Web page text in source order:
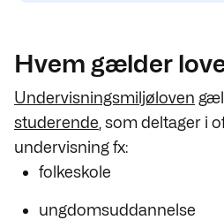
Hvem gælder
Undervisningsmiljøloven
studerende , som deltager i
undervisning fx:
folkeskole
ungdomsuddannelse